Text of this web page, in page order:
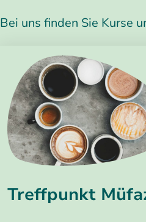
Bei uns finden Sie Kurse
Treffpunkt